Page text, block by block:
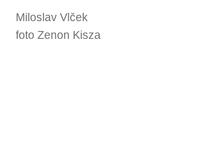
Miloslav Vlček
foto Zenon Kisza